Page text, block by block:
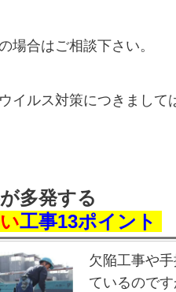
場合はご相談下さい。
イルス対策につきまして
多発する
工事13ポイント
欠陥工事や
ているので